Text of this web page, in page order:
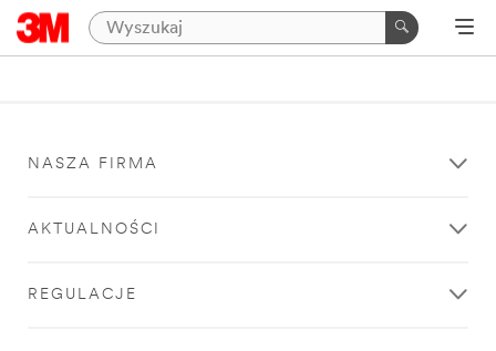
NASZA FIRMA
AKTUALNOŚCI
REGULACJE